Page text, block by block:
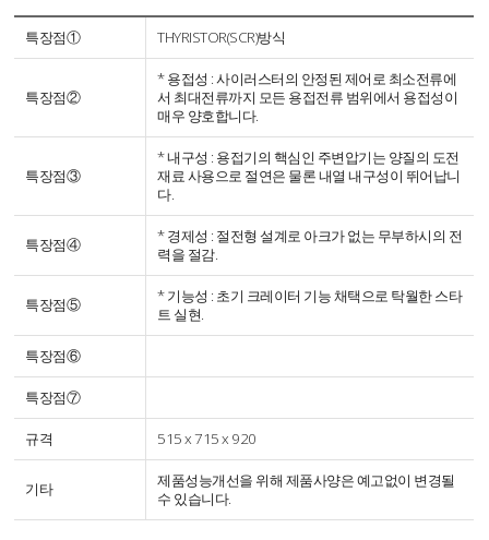
특장점① THYRISTOR(SCR)방식
특장점②
* 용접성 : 사이러스터의 안정된 제어로 최소전류에
서 최대전류까지 모든 용접전류 범위에서 용접성이
매우 양호합니다.
특장점③
* 내구성 : 용접기의 핵심인 주변압기는 양질의 도전
재료 사용으로 절연은 물론 내열 내구성이 뛰어납니
다.
특장점④
* 경제성 : 절전형 설계로 아크가 없는 무부하시의 전
력을 절감.
특장점⑤
* 기능성 : 초기 크레이터 기능 채택으로 탁월한 스타
트 실현.
특장점⑥
특장점⑦
규격 515 x 715 x 920
기타
제품성능개선을 위해 제품사양은 예고없이 변경될
수 있습니다.